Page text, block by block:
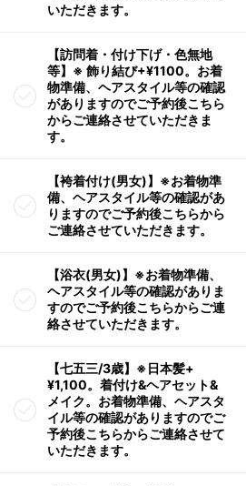
いただきます。
【訪問着・付け下げ・色無地
等】※ 飾り結び+¥1100。お着
物準備、ヘアスタイル等の確認
がありますのでご予約後こちら
からご連絡させていただきま
す。
【袴着付け(男女)】※お着物準
備、ヘアスタイル等の確認があ
りますのでご予約後こちらから
ご連絡させていただきます。
【浴衣(男女)】※お着物準備、
ヘアスタイル等の確認がありま
すのでご予約後こちらからご連
絡させていただきます。
【七五三/3歳】※日本髪+
¥1,100。着付け&ヘアセット&
メイク。お着物準備、ヘアスタ
イル等の確認がありますのでご
予約後こちらからご連絡させて
いただきます。